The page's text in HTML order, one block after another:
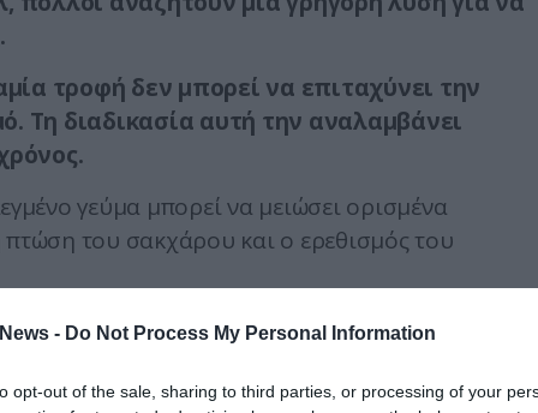
- Do Not Process My Personal Information
opt-out of the sale, sharing to third parties, or processing of your
τροφή δεν μπορεί να επιταχύνει την
Τη διαδικασία αυτή την αναλαμβάνει
γεύμα μπορεί να μειώσει ορισμένα
του σακχάρου και ο ερεθισμός του
είναι τροφές εύπεπτες και ήπιες, όπως
βραστό ρύζι, πατάτες, σκέτα
είναι ανεκτό) και μια μικρή ποσότητα